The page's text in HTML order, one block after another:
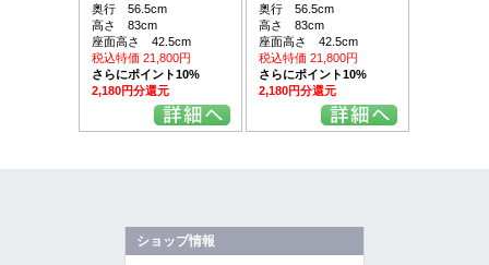
奥行 56.5cm
高さ 83cm
座面高さ 42.5cm
税込特価 21,800円
さらにポイント10%
2,180円分還元
奥行 56.5cm
高さ 83cm
座面高さ 42.5cm
税込特価 21,800円
さらにポイント10%
2,180円分還元
ショップ情報